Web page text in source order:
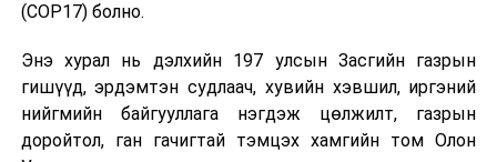
(COP17) болно.
Энэ хурал нь дэлхийн 197 улсын Засгийн газрын
гишүүд, эрдэмтэн судлаач, хувийн хэвшил, иргэний
нийгмийн байгууллага нэгдэж цөлжилт, газрын
доройтол, ган гачигтай тэмцэх хамгийн том Олон